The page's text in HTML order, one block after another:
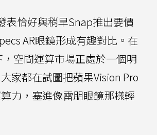
表恰好與稍早Snap推出要價
AR眼鏡形成有趣對比。在
空間運算市場正處於一個明
家都在試圖把蘋果Vision Pro
力，塞進像雷朋眼鏡那樣輕